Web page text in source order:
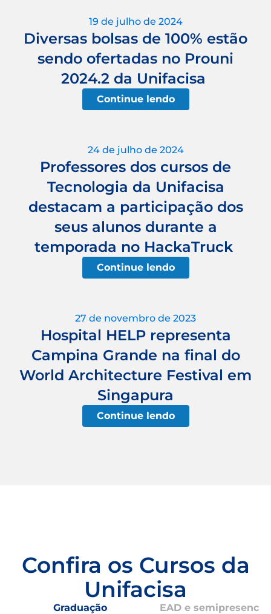
19 de julho de 2024
Diversas bolsas de 100% estão
sendo ofertadas no Prouni
2024.2 da Unifacisa
Continue lendo
24 de julho de 2024
Professores dos cursos de
Tecnologia da Unifacisa
destacam a participação dos
seus alunos durante a
temporada no HackaTruck
Continue lendo
27 de novembro de 2023
Hospital HELP representa
Campina Grande na final do
World Architecture Festival em
Singapura
Continue lendo
Confira os Cursos da
Unifacisa
Graduação EAD e semipresencial